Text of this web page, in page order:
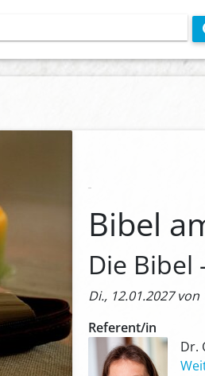
Bibel
Die Bibel
Di., 12.01.2027
Referent/in
Dr.